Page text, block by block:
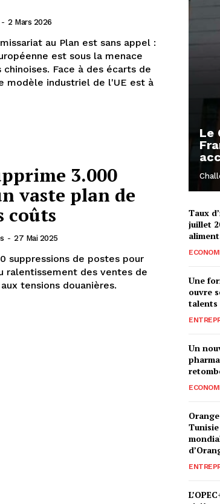
- 2 Mars 2026
au Plan est sans appel :
est sous la menace
Face à des écarts de
modèle industriel de l'UE est à
3.000
vaste plan de
coûts
- 27 Mai 2025
suppressions de postes pour
ralentissement des ventes de
tensions douanières.
Le
Taux
juillet
Une
ouvre
talents
Un